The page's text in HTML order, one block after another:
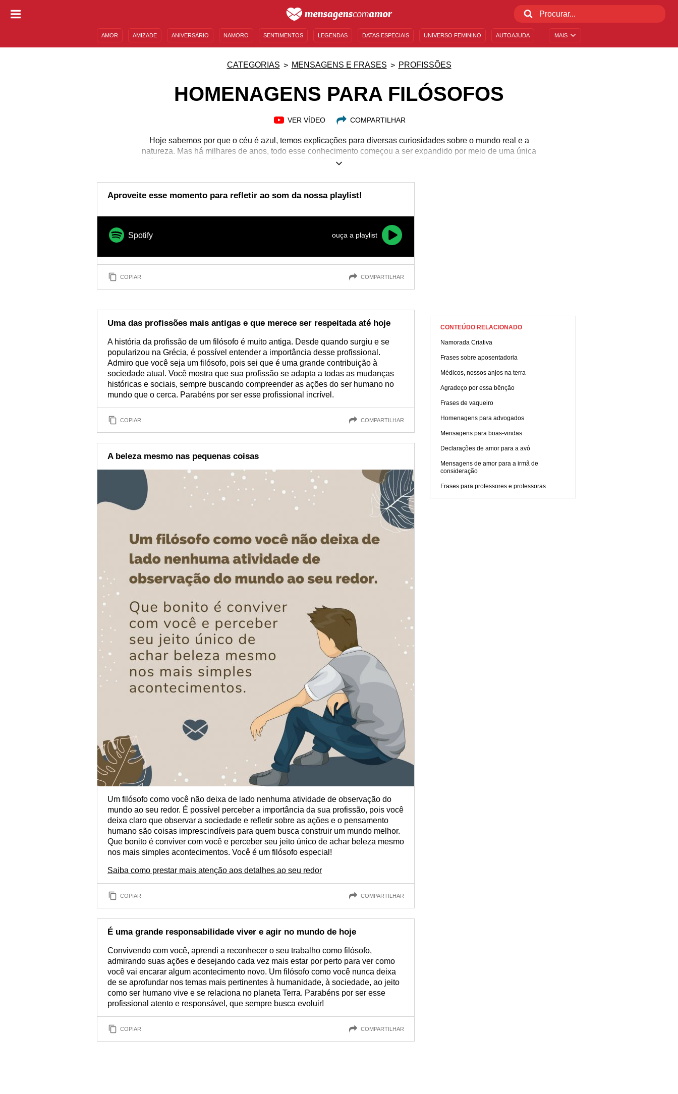
MAIS
AMOR AMIZADE ANIVERSÁRIO NAMORO SENTIMENTOS LEGENDAS DATAS ESPECIAIS UNIVERSO FEMININO AUTOAJUDA
CATEGORIAS MENSAGENS E FRASES PROFISSÕES
HOMENAGENS PARA FILÓSOFOS
VER VÍDEO COMPARTILHAR
Hoje sabemos por que o céu é azul, temos explicações para diversas curiosidades sobre o mundo real e a
natureza. Mas há milhares de anos, todo esse conhecimento começou a ser expandido por meio de uma única
ciência: a filosofia. Todo conhecimento científico básico, da matemática à gramática, tem um fundo filosófico e
esse entendimento puro, mesmo na sociedade atual, estudando e sendo um(a) filósofo(a), merece todo o
reconhecimento e respeito das pessoas à sua volta. Então explore diversas mensagens cheias de carinho e
Aproveite esse momento para refletir ao som da nossa playlist!
Spotify ouça a playlist
COPIAR COMPARTILHAR
Uma das profissões mais antigas e que merece ser respeitada até hoje
A história da profissão de um filósofo é muito antiga. Desde quando surgiu e se
popularizou na Grécia, é possível entender a importância desse profissional.
Admiro que você seja um filósofo, pois sei que é uma grande contribuição à
sociedade atual. Você mostra que sua profissão se adapta a todas as mudanças
históricas e sociais, sempre buscando compreender as ações do ser humano no
mundo que o cerca. Parabéns por ser esse profissional incrível.
COPIAR COMPARTILHAR
A beleza mesmo nas pequenas coisas
Um filósofo como você não deixa de lado nenhuma atividade de observação do
mundo ao seu redor. É possível perceber a importância da sua profissão, pois você
deixa claro que observar a sociedade e refletir sobre as ações e o pensamento
humano são coisas imprescindíveis para quem busca construir um mundo melhor.
Que bonito é conviver com você e perceber seu jeito único de achar beleza mesmo
nos mais simples acontecimentos. Você é um filósofo especial!
Saiba como prestar mais atenção aos detalhes ao seu redor
COPIAR COMPARTILHAR
É uma grande responsabilidade viver e agir no mundo de hoje
Convivendo com você, aprendi a reconhecer o seu trabalho como filósofo,
admirando suas ações e desejando cada vez mais estar por perto para ver como
você vai encarar algum acontecimento novo. Um filósofo como você nunca deixa
de se aprofundar nos temas mais pertinentes à humanidade, à sociedade, ao jeito
como ser humano vive e se relaciona no planeta Terra. Parabéns por ser esse
profissional atento e responsável, que sempre busca evoluir!
COPIAR COMPARTILHAR
CONTEÚDO RELACIONADO
Namorada Criativa
Frases sobre aposentadoria
Médicos, nossos anjos na terra
Agradeço por essa bênção
Frases de vaqueiro
Homenagens para advogados
Mensagens para boas-vindas
Declarações de amor para a avó
Mensagens de amor para a irmã de
consideração
Frases para professores e professoras